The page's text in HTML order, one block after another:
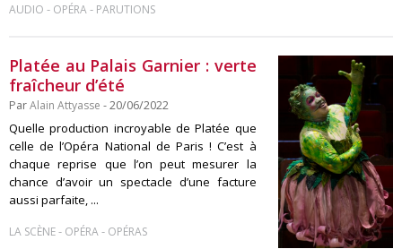
AUDIO - OPÉRA- PARUTIONS
Platée au Palais Garnier : verte
fraîcheur d’été
ParAlain Attyasse - 20/06/2022
Quelle production incroyable de Platée que
celle de l’Opéra National de Paris ! C’est à
chaque reprise que l’on peut mesurer la
chance d’avoir un spectacle d’une facture
aussi parfaite, ...
LA SCÈNE- OPÉRA- OPÉRAS